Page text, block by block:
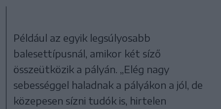
Például az egyik legsúlyosabb
balesettípusnál, amikor két síző
összeütközik a pályán. „Elég nagy
sebességgel haladnak a pályákon a jól, de
közepesen sízni tudók is, hirtelen